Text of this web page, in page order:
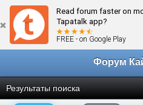
Read forum faster on
Tapatalk app?
FREE - on Google Play
Результаты поиска